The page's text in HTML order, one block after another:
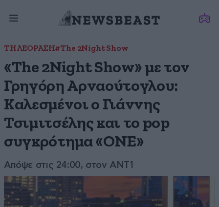
ΤΗΛΕΟΡΑΣΗ#The 2Night Show
«The 2Night Show» με τον
Γρηγόρη Αρναούτογλου:
Καλεσμένοι ο Γιάννης
Τσιμιτσέλης και το pop
συγκρότημα «ONE»
Απόψε στις 24:00, στον ANT1